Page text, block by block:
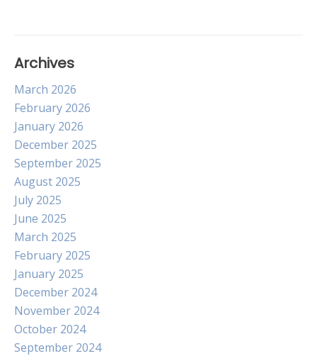
Archives
March 2026
February 2026
January 2026
December 2025
September 2025
August 2025
July 2025
June 2025
March 2025
February 2025
January 2025
December 2024
November 2024
October 2024
September 2024